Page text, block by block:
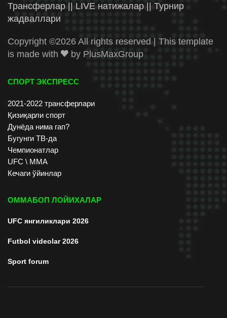
Трансферлар || LIVE натижалар || Турнир
жадваллари
Copyright ©2026 All rights reserved | This template
is made with
by PlusMaxGroup
СПОРТ ЭКСПРЕСС
2021-2022 трансферлари
Қизиқарли спорт
Дунёда нима гап?
Бугунги ТВ-да
Чемпионатлар
UFC \ ММА
Кечаги ўйинлар
ОММАБОП ЛОЙИХАЛАР
UFC янгиликлари 2026
Futbol videolar 2026
Sport forum